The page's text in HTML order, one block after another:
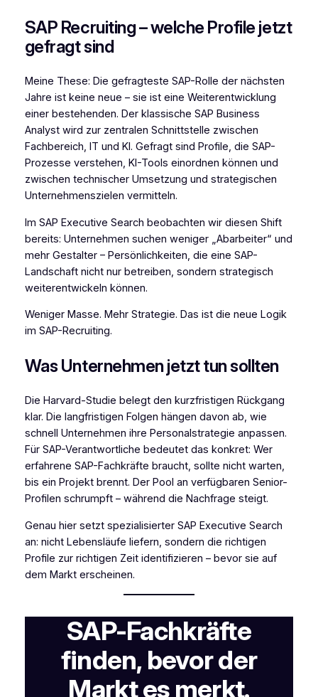
SAP Recruiting – welche Profile jetzt
gefragt sind
Meine These: Die gefragteste SAP-Rolle der nächsten
Jahre ist keine neue – sie ist eine Weiterentwicklung
einer bestehenden. Der klassische SAP Business
Analyst wird zur zentralen Schnittstelle zwischen
Fachbereich, IT und KI. Gefragt sind Profile, die SAP-
Prozesse verstehen, KI-Tools einordnen können und
zwischen technischer Umsetzung und strategischen
Unternehmenszielen vermitteln.
Im SAP Executive Search beobachten wir diesen Shift
bereits: Unternehmen suchen weniger „Abarbeiter“ und
mehr Gestalter – Persönlichkeiten, die eine SAP-
Landschaft nicht nur betreiben, sondern strategisch
weiterentwickeln können.
Weniger Masse. Mehr Strategie. Das ist die neue Logik
im SAP-Recruiting.
Was Unternehmen jetzt tun sollten
Die Harvard-Studie belegt den kurzfristigen Rückgang
klar. Die langfristigen Folgen hängen davon ab, wie
schnell Unternehmen ihre Personalstrategie anpassen.
Für SAP-Verantwortliche bedeutet das konkret: Wer
erfahrene SAP-Fachkräfte braucht, sollte nicht warten,
bis ein Projekt brennt. Der Pool an verfügbaren Senior-
Profilen schrumpft – während die Nachfrage steigt.
Genau hier setzt spezialisierter SAP Executive Search
an: nicht Lebensläufe liefern, sondern die richtigen
Profile zur richtigen Zeit identifizieren – bevor sie auf
dem Markt erscheinen.
SAP-Fachkräfte
finden, bevor der
Markt es merkt.